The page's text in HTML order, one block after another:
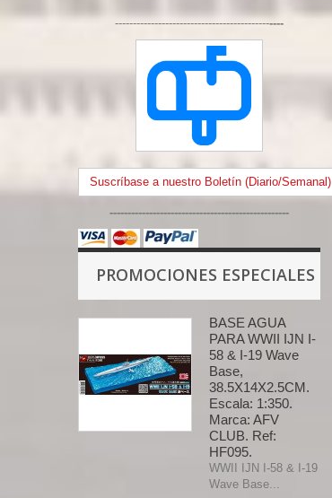
-----------------------------------------------
Suscríbase a nuestro Boletín (Diario/Semanal)
--------------------------------------------------
PROMOCIONES ESPECIALES
BASE AGUA
PARA WWII IJN I-
58 & I-19 Wave
Base,
38.5X14X2.5CM.
Escala: 1:350.
Marca: AFV
CLUB. Ref:
HF095.
WWII IJN I-58 & I-19
Wave Base...